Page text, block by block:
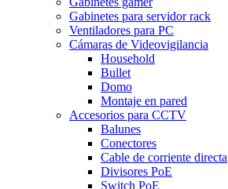
Gabinetes para servidor rack
Ventiladores para PC
Cámaras de Videovigilancia
Household
Bullet
Domo
Montaje en pared
Accesorios para CCTV
Balunes
Conectores
Cable de corriente directa
Divisores PoE
Switch PoE